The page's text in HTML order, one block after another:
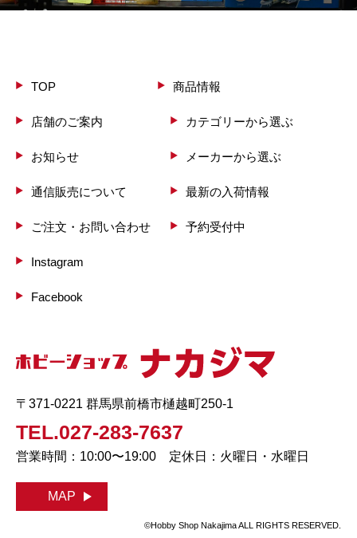
TOP
店舗のご案内
お知らせ
通信販売について
ご注文・お問い合わせ
Instagram
Facebook
商品情報
カテゴリーから選ぶ
メーカーから選ぶ
最新の入荷情報
予約受付中
〒371-0221 群馬県前橋市樋越町250-1
TEL.027-283-7637
営業時間：10:00〜19:00 定休日：火曜日・水曜日
MAP
©Hobby Shop Nakajima ALL RIGHTS RESERVED.